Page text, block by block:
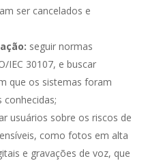
ser cancelados e
seguir normas
IEC 30107, e buscar
que os sistemas foram
conhecidas;
usuários sobre os riscos de
como fotos em alta
e gravações de voz, que